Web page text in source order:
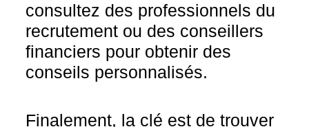
consultez des professionnels du
recrutement ou des conseillers
financiers pour obtenir des
conseils personnalisés.
Finalement, la clé est de trouver